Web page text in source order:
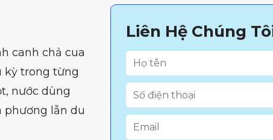
canh chả cua
kỳ trong từng
nước dùng
phương lẫn du
Liên Hệ Chúng